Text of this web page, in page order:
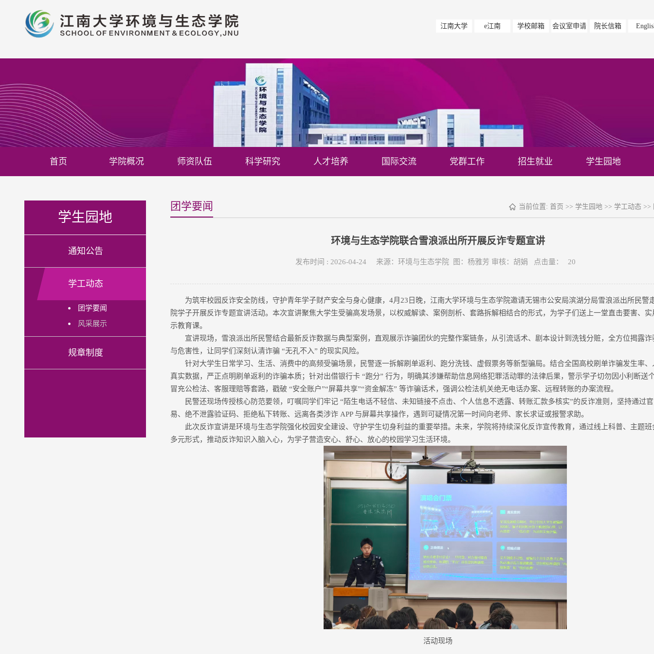
江南大学 e江南 学校邮箱 会议室申请 院长信箱
首页 学院概况 师资队伍 科学研究 人才培养 国际交流 党群工作 招生就业 学生园地
学生园地
通知公告
学工动态
团学要闻
风采展示
规章制度
当前位置: 首页 >> 学生园地 >> 学工动态 >>
团学要闻
环境与生态学院联合雪浪派出所开展反诈专题宣讲
发布时间 : 2026-04-24 来源：环境与生态学院 图：杨雅芳 审核：胡娟 点击量： 20
为筑牢校园反诈安全防线，守护青年学子财产安全与身心健康，4月23日晚，江南大学环境与生态学院邀请无锡市公安局滨湖分局雪浪派出所民警
院学子开展反诈专题宣讲活动。本次宣讲聚焦大学生受骗高发场景，以权威解读、案例剖析、套路拆解相结合的形式，为学子们送上一堂直击要害、
示教育课。
宣讲现场，雪浪派出所民警结合最新反诈数据与典型案例，直观展示诈骗团伙的完整作案链条，从引流话术、剧本设计到洗钱分赃，全方位揭露
与危害性，让同学们深刻认清诈骗 “无孔不入” 的现实风险。
针对大学生日常学习、生活、消费中的高频受骗场景，民警逐一拆解刷单返利、跑分洗钱、虚假票务等新型骗局。结合全国高校刷单诈骗发生率
真实数据，严正点明刷单返利的诈骗本质；针对出借银行卡 “跑分” 行为，明确其涉嫌帮助信息网络犯罪活动罪的法律后果，警示学子切勿因小利断送
冒充公检法、客服理赔等套路，戳破 “安全账户”“屏幕共享”“资金解冻” 等诈骗话术，强调公检法机关绝无电话办案、远程转账的办案流程。
民警还现场传授核心防范要领，叮嘱同学们牢记 “陌生电话不轻信、未知链接不点击、个人信息不透露、转账汇款多核实”的反诈准则，坚持通过
易、绝不泄露验证码、拒绝私下转账、远离各类涉诈 APP 与屏幕共享操作，遇到可疑情况第一时间向老师、家长求证或报警求助。
此次反诈宣讲是环境与生态学院强化校园安全建设、守护学生切身利益的重要举措。未来，学院将持续深化反诈宣传教育，通过线上科普、主题
多元形式，推动反诈知识入脑入心，为学子营造安心、舒心、放心的校园学习生活环境。
活动现场